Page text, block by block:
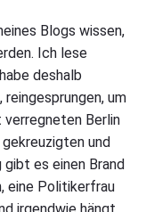
Blogs wissen,
Ich lese
deshalb
um
verregneten Berlin
und
es einen Brand
eine Politikerfrau